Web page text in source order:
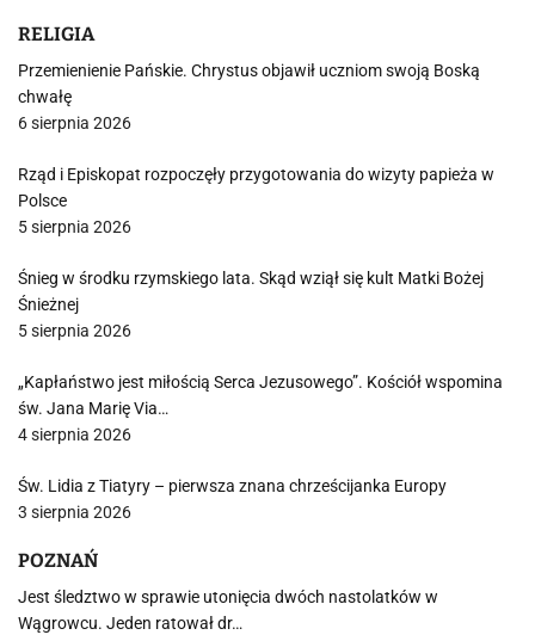
RELIGIA
Przemienienie Pańskie. Chrystus objawił uczniom swoją Boską
chwałę
6 sierpnia 2026
Rząd i Episkopat rozpoczęły przygotowania do wizyty papieża w
Polsce
5 sierpnia 2026
Śnieg w środku rzymskiego lata. Skąd wziął się kult Matki Bożej
Śnieżnej
5 sierpnia 2026
„Kapłaństwo jest miłością Serca Jezusowego”. Kościół wspomina
św. Jana Marię Via…
4 sierpnia 2026
Św. Lidia z Tiatyry – pierwsza znana chrześcijanka Europy
3 sierpnia 2026
POZNAŃ
Jest śledztwo w sprawie utonięcia dwóch nastolatków w
Wągrowcu. Jeden ratował dr…